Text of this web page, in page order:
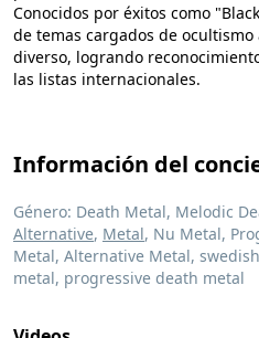
Conocidos por éxitos como
de temas cargados de
diverso, logrando
las listas internacionales.
Información del
Género: Death Metal, Melodic
Alternative, Metal, Nu Metal,
Metal, Alternative Metal,
metal, progressive death metal